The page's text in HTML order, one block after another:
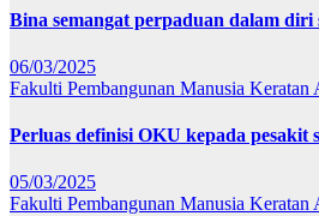
Bina semangat perpaduan dalam diri
06/03/2025
Fakulti Pembangunan Manusia Keratan
Perluas definisi OKU kepada pesakit
05/03/2025
Fakulti Pembangunan Manusia Keratan